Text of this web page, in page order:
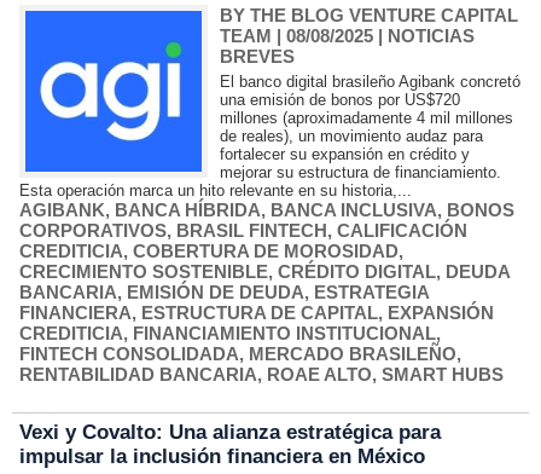
BY THE BLOG VENTURE CAPITAL
TEAM | 08/08/2025 | NOTICIAS
BREVES
El banco digital brasileño Agibank concretó
una emisión de bonos por US$720
millones (aproximadamente 4 mil millones
de reales), un movimiento audaz para
fortalecer su expansión en crédito y
mejorar su estructura de financiamiento.
Esta operación marca un hito relevante en su historia,...
AGIBANK, BANCA HÍBRIDA, BANCA INCLUSIVA, BONOS
CORPORATIVOS, BRASIL FINTECH, CALIFICACIÓN
CREDITICIA, COBERTURA DE MOROSIDAD,
CRECIMIENTO SOSTENIBLE, CRÉDITO DIGITAL, DEUDA
BANCARIA, EMISIÓN DE DEUDA, ESTRATEGIA
FINANCIERA, ESTRUCTURA DE CAPITAL, EXPANSIÓN
CREDITICIA, FINANCIAMIENTO INSTITUCIONAL,
FINTECH CONSOLIDADA, MERCADO BRASILEÑO,
RENTABILIDAD BANCARIA, ROAE ALTO, SMART HUBS
Vexi y Covalto: Una alianza estratégica para
impulsar la inclusión financiera en México